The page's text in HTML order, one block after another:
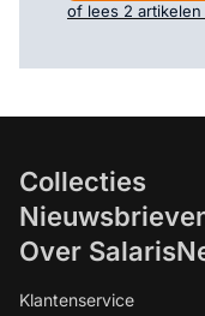
of lees 2 artikelen
Collecties
Over
Klantenservice